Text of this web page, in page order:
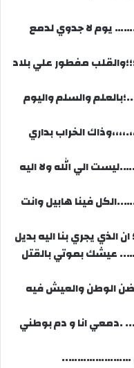
يوم لا جدوي لدمع
مفطور علي بلاد
والسلم واليوم
الخراب بداري
الي الله ولا اليه
فينا هابيل وانت
يجري بنا اليه بديل
عيشك بموتي بالقتل
الوطن والعيش فيه
.دمعي انا و دم بوطني
…………………..